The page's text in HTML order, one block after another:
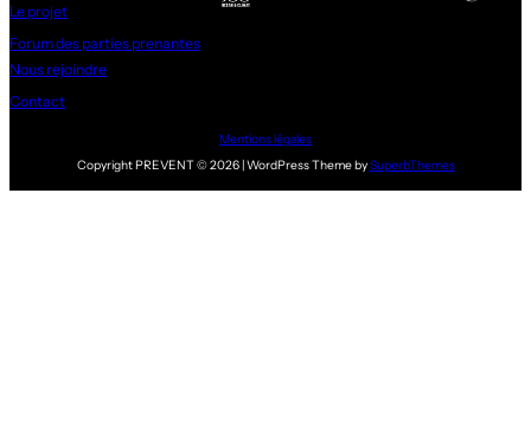
Le projet
Forum des parties prenantes
Nous rejoindre
Contact
Mentions légales
Copyright PREVENT © 2026 | WordPress Theme bySuperbThemes